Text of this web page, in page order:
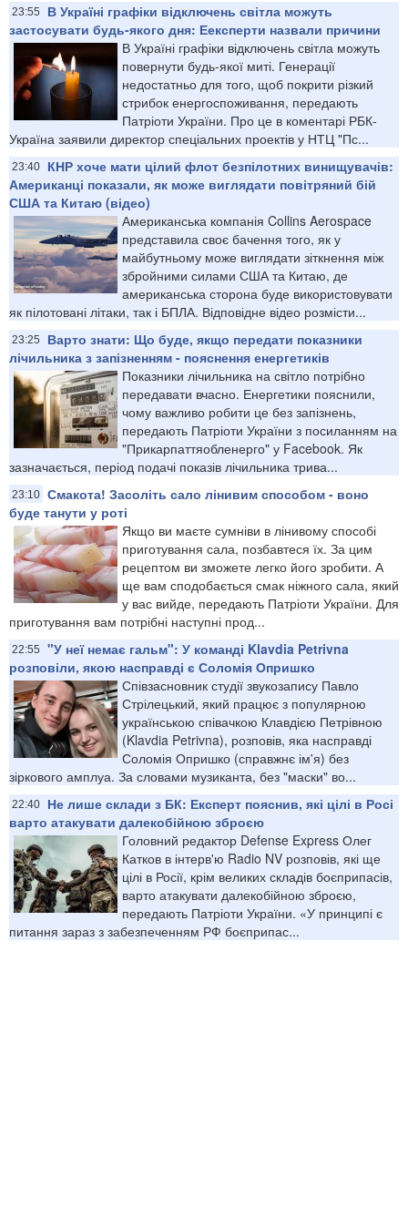
23:55
В Україні графіки відключень світла можуть
застосувати будь-якого дня: Еексперти назвали причини
В Україні графіки відключень світла можуть
повернути будь-якої миті. Генерації
недостатньо для того, щоб покрити різкий
стрибок енергоспоживання, передають
Патріоти України. Про це в коментарі РБК-
Україна заявили директор спеціальних проектів у НТЦ "Пс...
23:40
КНР хоче мати цілий флот безпілотних винищувачів:
Американці показали, як може виглядати повітряний бій
США та Китаю (відео)
Американська компанія Collins Aerospace
представила своє бачення того, як у
майбутньому може виглядати зіткнення між
збройними силами США та Китаю, де
американська сторона буде використовувати
як пілотовані літаки, так і БПЛА. Відповідне відео розмісти...
23:25
Варто знати: Що буде, якщо передати показники
лічильника з запізненням - пояснення енергетиків
Показники лічильника на світло потрібно
передавати вчасно. Енергетики пояснили,
чому важливо робити це без запізнень,
передають Патріоти України з посиланням на
"Прикарпаттяобленерго" у Facebook. Як
зазначається, період подачі показів лічильника трива...
23:10 Смакота! Засоліть сало лінивим способом - воно
буде танути у роті
Якщо ви маєте сумніви в лінивому способі
приготування сала, позбавтеся їх. За цим
рецептом ви зможете легко його зробити. А
ще вам сподобається смак ніжного сала, який
у вас вийде, передають Патріоти України. Для
приготування вам потрібні наступні прод...
22:55
"У неї немає гальм": У команді Klavdia Petrivna
розповіли, якою насправді є Соломія Опришко
Співзасновник студії звукозапису Павло
Стрілецький, який працює з популярною
українською співачкою Клавдією Петрівною
(Klavdia Petrivna), розповів, яка насправді
Соломія Опришко (справжнє ім'я) без
зіркового амплуа. За словами музиканта, без "маски" во...
22:40
Не лише склади з БК: Експерт пояснив, які цілі в Росі
варто атакувати далекобійною зброєю
Головний редактор Defense Express Олег
Катков в інтерв'ю Radio NV розповів, які ще
цілі в Росії, крім великих складів боєприпасів,
варто атакувати далекобійною зброєю,
передають Патріоти України. «У принципі є
питання зараз з забезпеченням РФ боєприпас...